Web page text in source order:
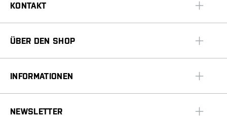
KONTAKT
ÜBER DEN SHOP
INFORMATIONEN
NEWSLETTER